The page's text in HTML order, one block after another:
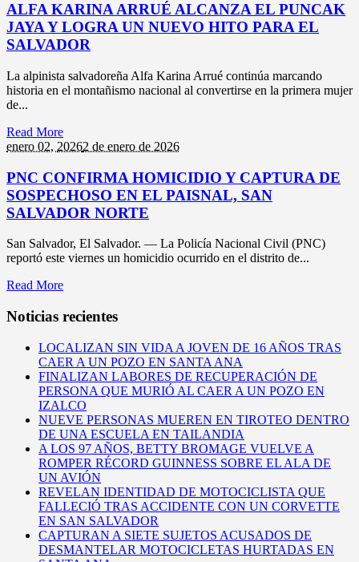
ALFA KARINA ARRUÉ ALCANZA EL PUNCAK
JAYA Y LOGRA UN NUEVO HITO PARA EL
SALVADOR
La alpinista salvadoreña Alfa Karina Arrué continúa marcando
historia en el montañismo nacional al convertirse en la primera mujer
de...
Read More
enero 02, 20262 de enero de 2026
PNC CONFIRMA HOMICIDIO Y CAPTURA DE
SOSPECHOSO EN EL PAISNAL, SAN
SALVADOR NORTE
San Salvador, El Salvador. — La Policía Nacional Civil (PNC)
reportó este viernes un homicidio ocurrido en el distrito de...
Read More
Noticias recientes
LOCALIZAN SIN VIDA A JOVEN DE 16 AÑOS TRAS
CAER A UN POZO EN SANTA ANA
FINALIZAN LABORES DE RECUPERACIÓN DE
PERSONA QUE MURIÓ AL CAER A UN POZO EN
IZALCO
NUEVE PERSONAS MUEREN EN TIROTEO DENTRO
DE UNA ESCUELA EN TAILANDIA
A LOS 97 AÑOS, BETTY BROMAGE VUELVE A
ROMPER RÉCORD GUINNESS SOBRE EL ALA DE
UN AVIÓN
REVELAN IDENTIDAD DE MOTOCICLISTA QUE
FALLECIÓ TRAS ACCIDENTE CON UN CORVETTE
EN SAN SALVADOR
CAPTURAN A SIETE SUJETOS ACUSADOS DE
DESMANTELAR MOTOCICLETAS HURTADAS EN